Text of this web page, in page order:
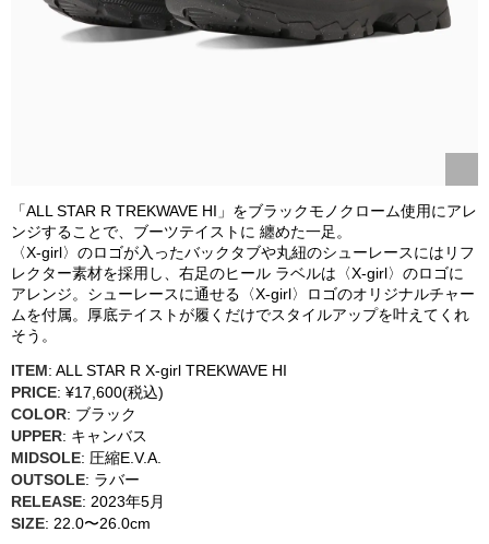
「ALL STAR R TREKWAVE HI」をブラックモノクローム使用にアレ
ンジすることで、ブーツテイストに 纏めた一足。
〈X-girl〉のロゴが入ったバックタブや丸紐のシューレースにはリフ
レクター素材を採用し、右足のヒール ラベルは〈X-girl〉のロゴに
アレンジ。シューレースに通せる〈X-girl〉ロゴのオリジナルチャー
ムを付属。厚底テイストが履くだけでスタイルアップを叶えてくれ
そう。
ITEM : ALL STAR R X-girl TREKWAVE HI
PRICE: ¥17,600(税込)
COLOR: ブラック
UPPER: キャンバス
MIDSOLE: 圧縮E.V.A.
OUTSOLE: ラバー
RELEASE: 2023年5月
SIZE: 22.0〜26.0cm